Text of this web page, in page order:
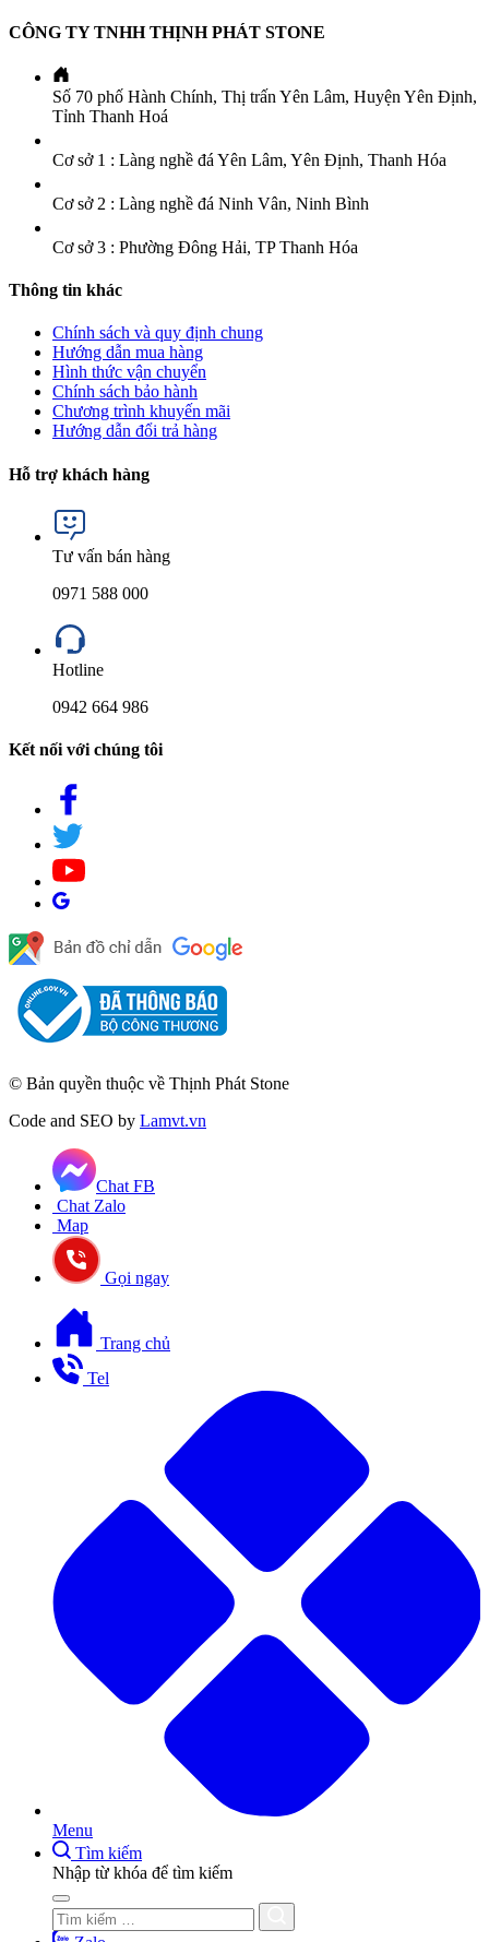
CÔNG TY TNHH THỊNH PHÁT STONE
Số 70 phố Hành Chính, Thị trấn Yên Lâm, Huyện Yên Định,
Tỉnh Thanh Hoá
Cơ sở 1 : Làng nghề đá Yên Lâm, Yên Định, Thanh Hóa
Cơ sở 2 : Làng nghề đá Ninh Vân, Ninh Bình
Cơ sở 3 : Phường Đông Hải, TP Thanh Hóa
Thông tin khác
Chính sách và quy định chung
Hướng dẫn mua hàng
Hình thức vận chuyển
Chính sách bảo hành
Chương trình khuyến mãi
Hướng dẫn đổi trả hàng
Hỗ trợ khách hàng
Tư vấn bán hàng
0971 588 000
Hotline
0942 664 986
Kết nối với chúng tôi
© Bản quyền thuộc về Thịnh Phát Stone
Code and SEO by Lamvt.vn
Chat FB
Chat Zalo
Map
Gọi ngay
Trang chủ
Tel
Menu
Tìm kiếm
Nhập từ khóa để tìm kiếm